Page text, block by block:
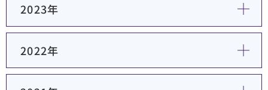
2023年
2022年
臨床研究・治験